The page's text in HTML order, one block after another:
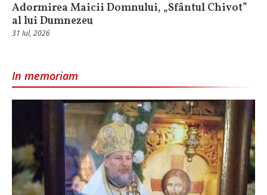
Adormirea Maicii Domnului, „Sfântul Chivot”
al lui Dumnezeu
31 Iul, 2026
In memoriam